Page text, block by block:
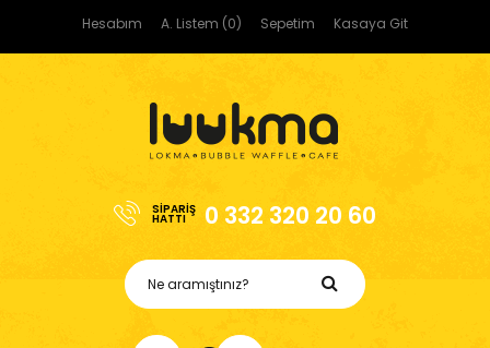
Hesabım A. Listem (0) Sepetim Kasaya Git
SIPARIŞ
HATTI 0 332 320 20 60